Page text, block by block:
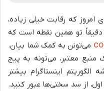
امروز که رقابت خیلی زیاده،
دقیقاً تو همین نقطه است که
می‌تونن به کمک شما بیان.
منبع معتبر، می‌تونه به پیج
الگوریتم اینستاگرام بیشتر
از سد سختی‌ها عبور کنید.